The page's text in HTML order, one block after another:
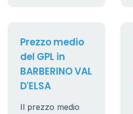
Prezzo medio
del GPL in
BARBERINO VAL
D'ELSA
Il prezzo medio